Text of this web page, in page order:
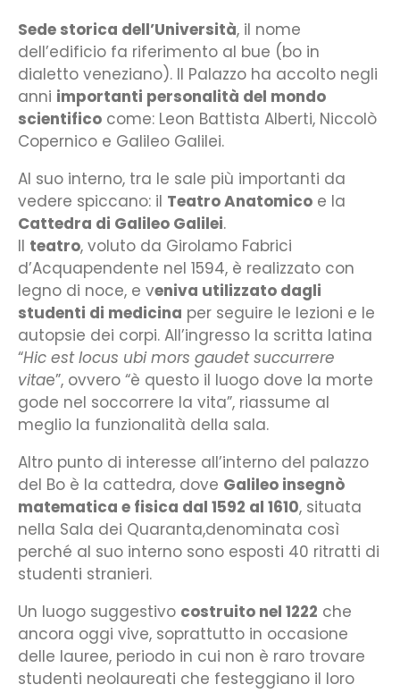
Sede storica dell’Università, il nome
dell’edificio fa riferimento al bue (bo in
dialetto veneziano). Il Palazzo ha accolto negli
anni importanti personalità del mondo
scientifico come: Leon Battista Alberti, Niccolò
Copernico e Galileo Galilei.
Al suo interno, tra le sale più importanti da
vedere spiccano: il Teatro Anatomico e la
Cattedra di Galileo Galilei.
Il teatro, voluto da Girolamo Fabrici
d’Acquapendente nel 1594, è realizzato con
legno di noce, e veniva utilizzato dagli
studenti di medicina per seguire le lezioni e le
autopsie dei corpi. All’ingresso la scritta latina
“Hic est locus ubi mors gaudet succurrere
vitae”, ovvero “è questo il luogo dove la morte
gode nel soccorrere la vita”, riassume al
meglio la funzionalità della sala.
Altro punto di interesse all’interno del palazzo
del Bo è la cattedra, dove Galileo insegnò
matematica e fisica dal 1592 al 1610, situata
nella Sala dei Quaranta,denominata così
perché al suo interno sono esposti 40 ritratti di
studenti stranieri.
Un luogo suggestivo costruito nel 1222 che
ancora oggi vive, soprattutto in occasione
delle lauree, periodo in cui non è raro trovare
studenti neolaureati che festeggiano il loro